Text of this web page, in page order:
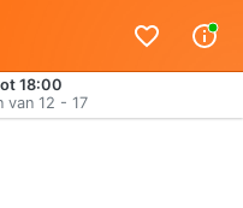
18:00
van 12 - 17